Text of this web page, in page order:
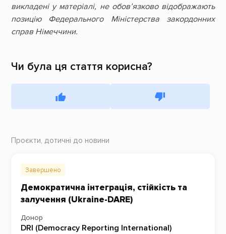
викладені у матеріалі, не обов’язково відображають
позицію Федерального Міністерства закордонних
справ Німеччини.
Чи була ця стаття корисна?
Проєкти, дотичні до новини
Завершено
Демократична інтеграція, стійкість та
залучення (Ukraine-DARE)
Донор
DRI (Democracy Reporting International)